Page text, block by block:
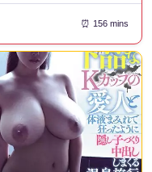
⏰ 156 mins